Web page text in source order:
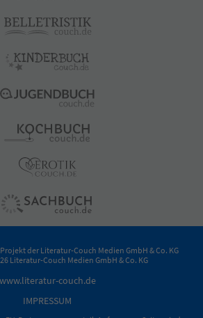
derLiteratur-Couch Medien GmbH & Co. KG
Literatur-Couch Medien GmbH & Co. KG
www.literatur-couch.de
IMPRESSUM